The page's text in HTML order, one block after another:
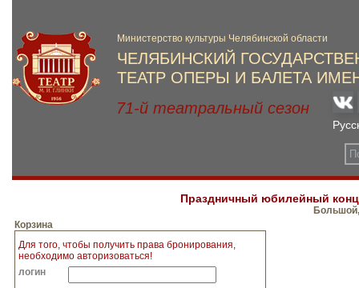
Праздничный юбилейный
Корзина
Для того, чтобы получить права бронирования,
необходимо авторизоваться!
логин